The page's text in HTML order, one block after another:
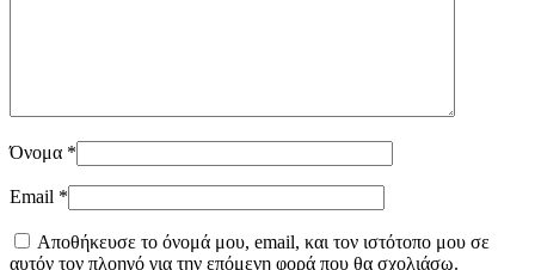
Όνομα *
Email *
Αποθήκευσε το όνομά μου, email, και τον ιστότοπο μου σε
αυτόν τον πλοηγό για την επόμενη φορά που θα σχολιάσω.